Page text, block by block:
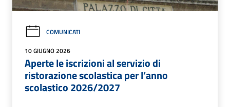
COMUNICATI
10 GIUGNO 2026
Aperte le iscrizioni al servizio di
ristorazione scolastica per l’anno
scolastico 2026/2027